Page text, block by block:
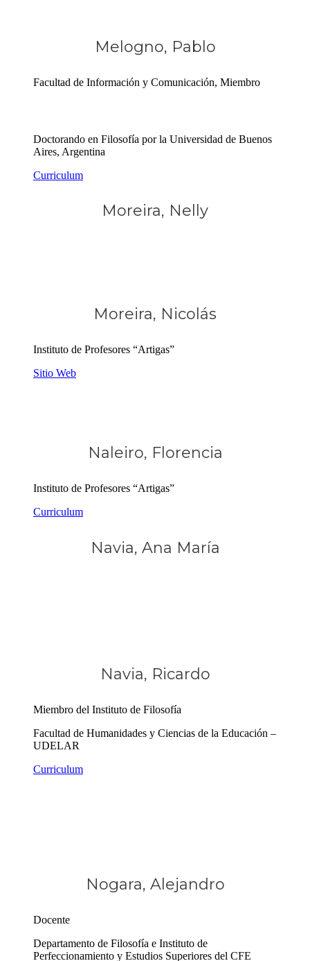
Melogno, Pablo
Facultad de Información y Comunicación, Miembro
Doctorando en Filosofía por la Universidad de Buenos
Aires, Argentina
Curriculum
Moreira, Nelly
Moreira, Nicolás
Instituto de Profesores “Artigas”
Sitio Web
Naleiro, Florencia
Instituto de Profesores “Artigas”
Curriculum
Navia, Ana María
Navia, Ricardo
Miembro del Instituto de Filosofía
Facultad de Humanidades y Ciencias de la Educación –
UDELAR
Curriculum
Nogara, Alejandro
Docente
Departamento de Filosofía e Instituto de
Perfeccionamiento y Estudios Superiores del CFE